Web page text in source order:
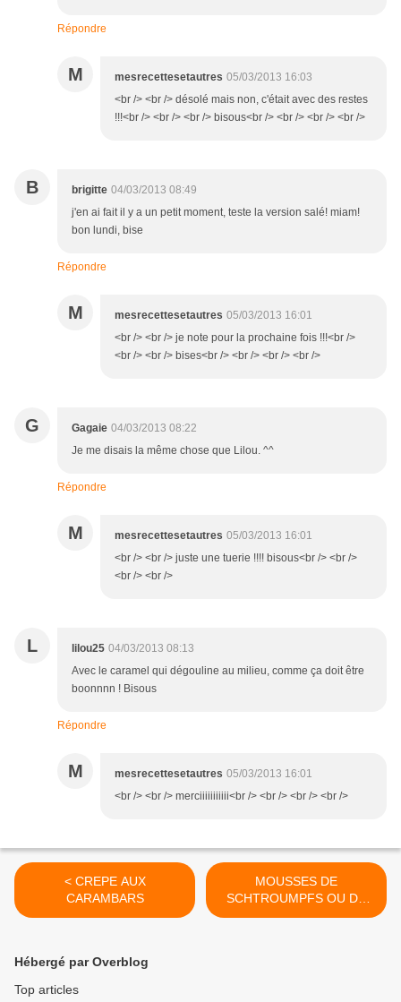
Répondre
M mesrecettesetautres 05/03/2013 16:03
<br /> <br /> désolé mais non, c'était avec des restes
!!!<br /> <br /> <br /> bisous<br /> <br /> <br /> <br />
B brigitte 04/03/2013 08:49
j'en ai fait il y a un petit moment, teste la version salé! miam!
bon lundi, bise
Répondre
M mesrecettesetautres 05/03/2013 16:01
<br /> <br /> je note pour la prochaine fois !!!<br />
<br /> <br /> bises<br /> <br /> <br /> <br />
G Gagaie 04/03/2013 08:22
Je me disais la même chose que Lilou. ^^
Répondre
M mesrecettesetautres 05/03/2013 16:01
<br /> <br /> juste une tuerie !!!! bisous<br /> <br />
<br /> <br />
L lilou25 04/03/2013 08:13
Avec le caramel qui dégouline au milieu, comme ça doit être
boonnnn ! Bisous
Répondre
M mesrecettesetautres 05/03/2013 16:01
<br /> <br /> merciiiiiiiiiii<br /> <br /> <br /> <br />
< CREPE AUX
CARAMBARS
MOUSSES DE
SCHTROUMPFS OU DE
MENTOS >
Hébergé par Overblog
Top articles